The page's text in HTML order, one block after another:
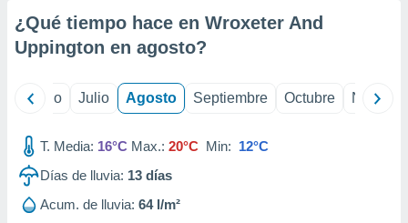
¿Qué tiempo hace en Wroxeter And
Uppington en agosto?
Junio Julio Agosto Septiembre Octubre
T. Media: 16°C Max.: 20°C Min: 12°C
Días de lluvia: 13 días
Acum. de lluvia: 64 l/m²